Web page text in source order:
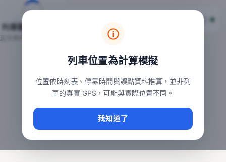
台鐵列車即時位置地圖
本頁顯示目前全台鐵運行中的列車位置，涵蓋自強、普悠瑪、
常用查詢：
、台中車站即時動態
台鐵即時動態
列車位置為計算模擬
位置依時刻表、停靠時間與誤點資料推算，並非列
車的真實 GPS，可能與實際位置不同。
我知道了
列車動態載入中…